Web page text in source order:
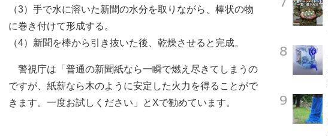
（3）手で水に溶いた新聞の水分を取りながら、棒状の物
に巻き付けて形成する。
（4）新聞を棒から引き抜いた後、乾燥させると完成。
警視庁は「普通の新聞紙なら一瞬で燃え尽きてしまうの
ですが、紙薪なら木のように安定した火力を得ることがで
きます。一度お試しください」とXで勧めています。